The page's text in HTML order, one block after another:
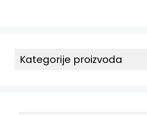
Kategorije proizvoda